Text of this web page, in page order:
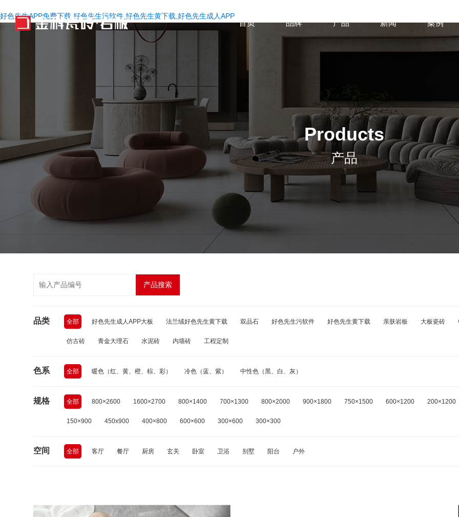
好色先生APP免费下载,好色先生污软件,好色先生黄下载,好色先生成人APP
首页 品牌 产品 新闻 案例
Products
产品
产品搜索
品类 全部 好色先生成人APP大板 法兰绒好色先生黄下载 双品石 好色先生污软件 好色先生黄下载 亲肤岩板 大板瓷砖
仿古砖 青金大理石 水泥砖 内墙砖 工程定制
色系 全部 暖色（红、黄、橙、棕、彩） 冷色（蓝、紫） 中性色（黑、白、灰）
规格 全部 800×2600 1600×2700 800×1400 700×1300 800×2000 900×1800 750×1500 600×1200 200×1200
150×900 450x900 400×800 600×600 300×600 300×300
空间 全部 客厅 餐厅 厨房 玄关 卧室 卫浴 别墅 阳台 户外